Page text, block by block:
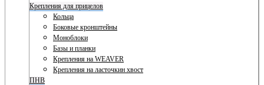
Крепления для прицелов
Кольца
Боковые кронштейны
Моноблоки
Базы и планки
Крепления на WEAVER
Крепления на ласточкин хвост
ПНВ